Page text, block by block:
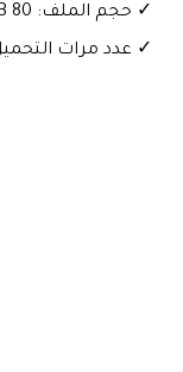
✓ حجم الملف: 80 KiB
✓ عدد مرات التحميل: